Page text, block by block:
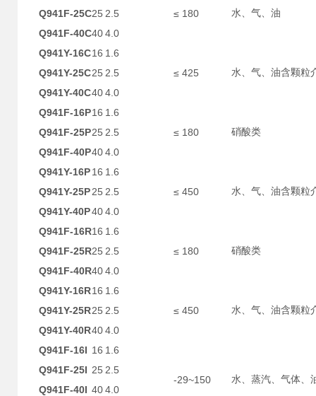
≤ 180
水、气、油
Q941F-25C25 2.5
Q941F-40C404.0
Q941Y-16C16 1.6
≤ 425
水、气、油含颗粒
Q941Y-25C25 2.5
Q941Y-40C404.0
Q941F-16P16 1.6
≤ 180
硝酸类
Q941F-25P25 2.5
Q941F-40P404.0
Q941Y-16P16 1.6
≤ 450
水、气、油含颗粒
Q941Y-25P25 2.5
Q941Y-40P404.0
Q941F-16R16 1.6
≤ 180
硝酸类
Q941F-25R25 2.5
Q941F-40R404.0
Q941Y-16R16 1.6
≤ 450
水、气、油含颗粒
Q941Y-25R25 2.5
Q941Y-40R404.0
Q941F-16I 16 1.6
-29~150 水、蒸汽、气体、
Q941F-25I 25 2.5
Q941F-40I 404.0